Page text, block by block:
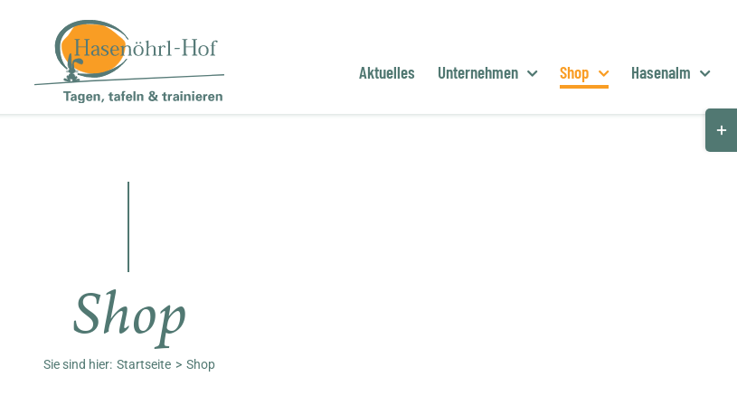
Aktuelles Unternehmen Shop Hasenalm
Shop
Sie sind hier: Startseite Shop